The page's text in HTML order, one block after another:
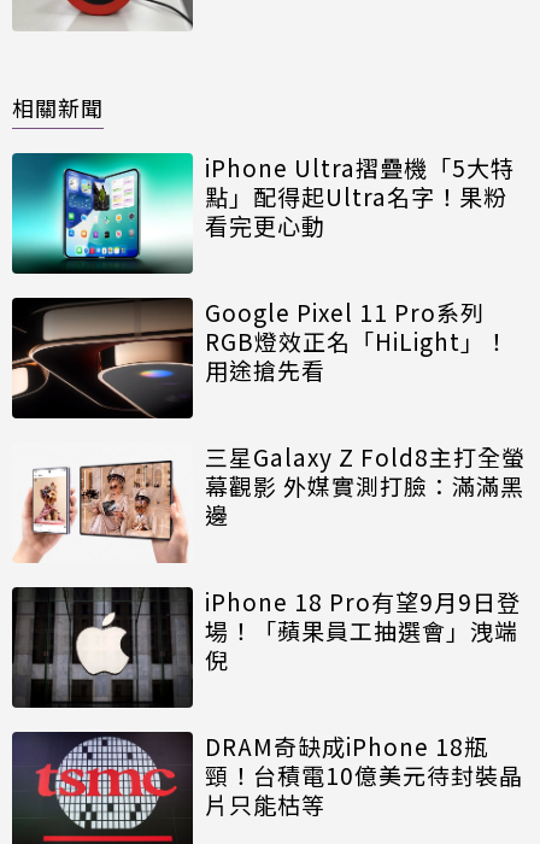
相關新聞
iPhone Ultra摺疊機「5大特
點」配得起Ultra名字！果粉
看完更心動
Google Pixel 11 Pro系列
RGB燈效正名「HiLight」！
用途搶先看
三星Galaxy Z Fold8主打全螢
幕觀影 外媒實測打臉：滿滿黑
邊
iPhone 18 Pro有望9月9日登
場！「蘋果員工抽選會」洩端
倪
DRAM奇缺成iPhone 18瓶
頸！台積電10億美元待封裝晶
片只能枯等